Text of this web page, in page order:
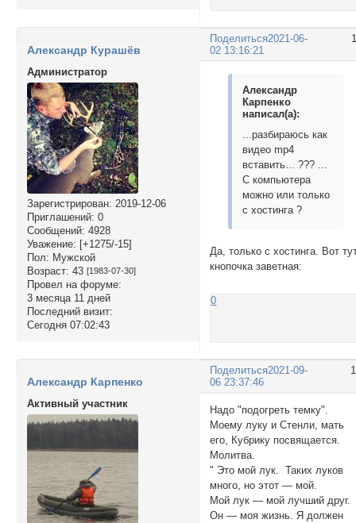
Поделиться2021-06-
02 13:16:21
Александр Курашёв
Администратор
Зарегистрирован: 2019-12-06
Приглашений: 0
Сообщений: 4928
Уважение: [+1275/-15]
Пол: Мужской
Возраст: 43 [1983-07-30]
Провел на форуме:
3 месяца 11 дней
Последний визит:
Сегодня 07:02:43
Александр
Карпенко
написал(а):
...разбираюсь как
видео mp4
вставить... ??? ...
С компьютера
можно или только
с хостинга ?
Да, только с хостинга. Вот
кнопочка заветная:
0
Поделиться2021-09-
06 23:37:46
Александр Карпенко
Активный участник
Надо "подогреть темку".
Моему луку и Стенли, мать
его, Кубрику посвящается.
Молитва.
" Это мой лук. Таких луков
много, но этот — мой.
Мой лук — мой лучший друг.
Он — моя жизнь. Я должен